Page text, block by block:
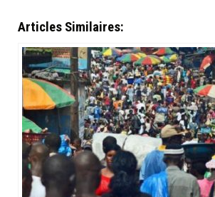
Articles Similaires: